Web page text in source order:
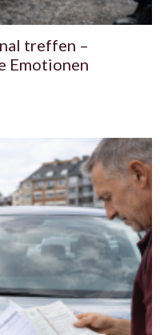
treffen –
Emotionen